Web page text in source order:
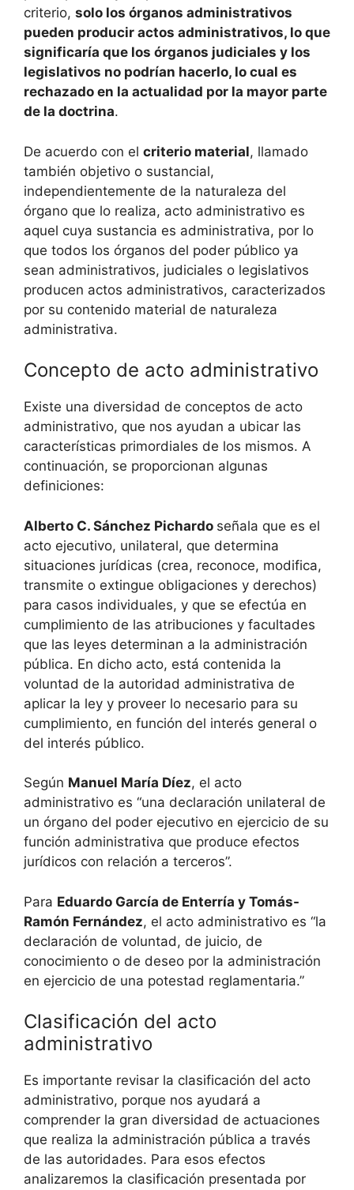
criterio, solo los órganos administrativos
pueden producir actos administrativos, lo que
significaría que los órganos judiciales y los
legislativos no podrían hacerlo, lo cual es
rechazado en la actualidad por la mayor parte
de la doctrina.
De acuerdo con el criterio material, llamado
también objetivo o sustancial,
independientemente de la naturaleza del
órgano que lo realiza, acto administrativo es
aquel cuya sustancia es administrativa, por lo
que todos los órganos del poder público ya
sean administrativos, judiciales o legislativos
producen actos administrativos, caracterizados
por su contenido material de naturaleza
administrativa.
Concepto de acto administrativo
Existe una diversidad de conceptos de acto
administrativo, que nos ayudan a ubicar las
características primordiales de los mismos. A
continuación, se proporcionan algunas
definiciones:
Alberto C. Sánchez Pichardo señala que es el
acto ejecutivo, unilateral, que determina
situaciones jurídicas (crea, reconoce, modifica,
transmite o extingue obligaciones y derechos)
para casos individuales, y que se efectúa en
cumplimiento de las atribuciones y facultades
que las leyes determinan a la administración
pública. En dicho acto, está contenida la
voluntad de la autoridad administrativa de
aplicar la ley y proveer lo necesario para su
cumplimiento, en función del interés general o
del interés público.
Según Manuel María Díez, el acto
administrativo es “una declaración unilateral de
un órgano del poder ejecutivo en ejercicio de su
función administrativa que produce efectos
jurídicos con relación a terceros”.
Para Eduardo García de Enterría y Tomás-
Ramón Fernández, el acto administrativo es “la
declaración de voluntad, de juicio, de
conocimiento o de deseo por la administración
en ejercicio de una potestad reglamentaria.”
Clasificación del acto
administrativo
Es importante revisar la clasificación del acto
administrativo, porque nos ayudará a
comprender la gran diversidad de actuaciones
que realiza la administración pública a través
de las autoridades. Para esos efectos
analizaremos la clasificación presentada por